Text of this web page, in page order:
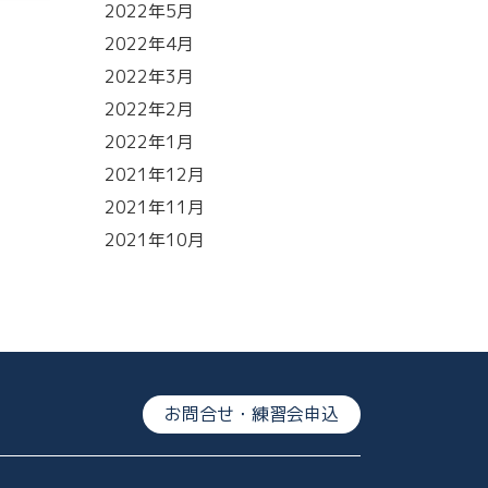
2022年5月
2022年4月
2022年3月
2022年2月
2022年1月
2021年12月
2021年11月
2021年10月
お問合せ・練習会申込